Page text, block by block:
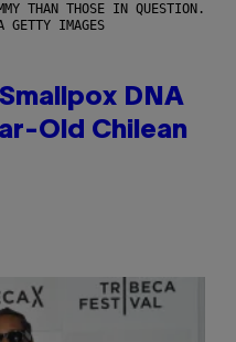
THAN THOSE IN QUESTION.
GETTY IMAGES
DNA
Old Chilean